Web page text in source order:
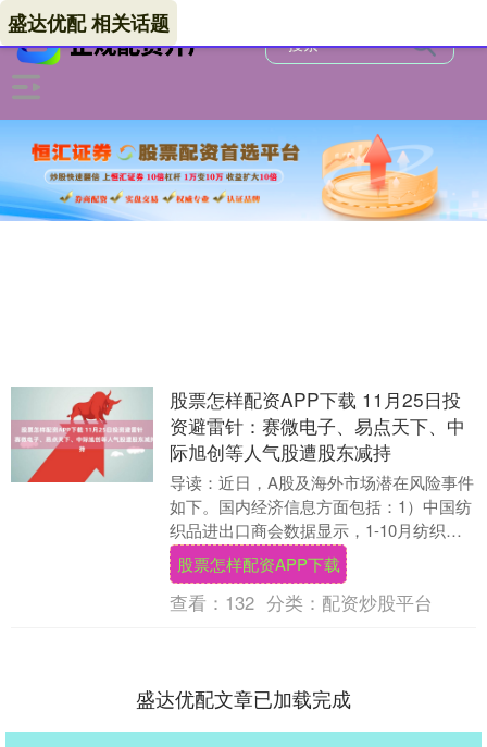
盛达优配 相关话题
股票怎样配资APP下载 11月25日投
资避雷针：赛微电子、易点天下、中
际旭创等人气股遭股东减持
导读：近日，A股及海外市场潜在风险事件
如下。国内经济信息方面包括：1）中国纺
织品进出口商会数据显示，1-10月纺织服
装累计出口2439.5亿美元，下降1.6%；....
股票怎样配资APP下载
查看： 132 分类： 配资炒股平台
盛达优配文章已加载完成